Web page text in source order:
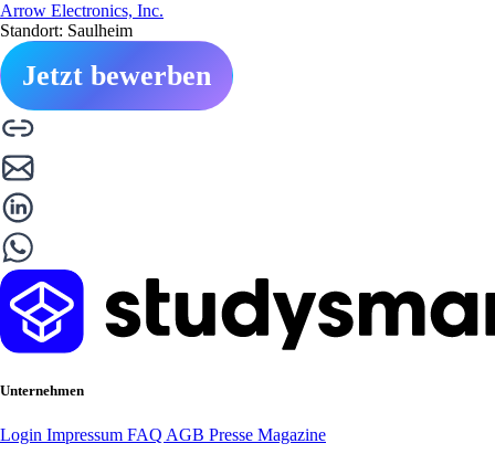
Arrow Electronics, Inc.
Standort: Saulheim
Jetzt bewerben
Unternehmen
Login Impressum FAQ AGB Presse Magazine